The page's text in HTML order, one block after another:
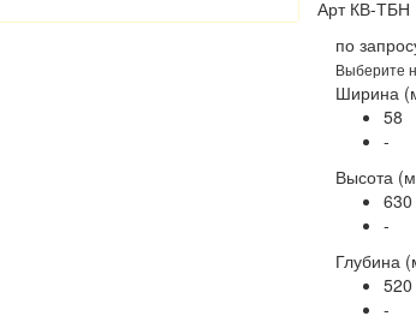
Арт КВ-ТБН
по
Выберите
Ширина
58
-
Высота
630
-
Глубина
520
-